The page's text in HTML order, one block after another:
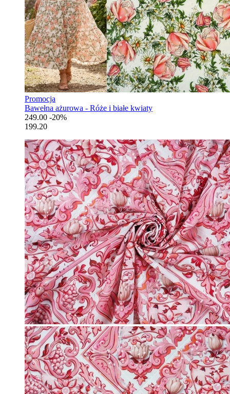
Promocja
Bawełna ażurowa - Róże i białe kwiaty
249.00 -20%
199.20